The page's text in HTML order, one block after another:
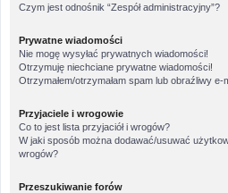
Czym jest odnośnik “Zespół administracyjny”?
Prywatne wiadomości
Nie mogę wysyłać prywatnych wiadomości!
Otrzymuję niechciane prywatne wiadomości!
Otrzymałem/otrzymałam spam lub obraźliwy
Przyjaciele i wrogowie
Co to jest lista przyjaciół i wrogów?
W jaki sposób można dodawać/usuwać
wrogów?
Przeszukiwanie forów